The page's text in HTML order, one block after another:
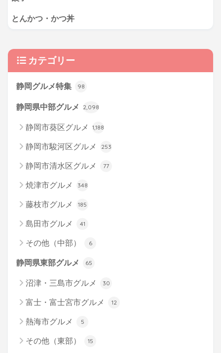
とんかつ・かつ丼
カテゴリー
静岡グルメ特集 98
静岡県中部グルメ 2,098
静岡市葵区グルメ 1,188
静岡市駿河区グルメ 253
静岡市清水区グルメ 77
焼津市グルメ 348
藤枝市グルメ 185
島田市グルメ 41
その他（中部） 6
静岡県東部グルメ 65
沼津・三島市グルメ 30
富士・富士宮市グルメ 12
熱海市グルメ 5
その他（東部） 15